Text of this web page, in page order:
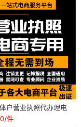
户营业执照代办理电
司工商注册抖音企业
件